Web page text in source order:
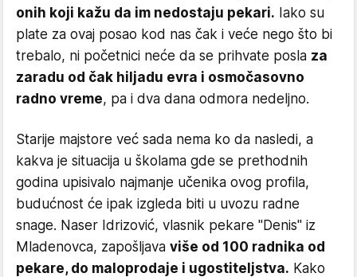
onih koji kažu da im nedostaju pekari. Iako su
plate za ovaj posao kod nas čak i veće nego što bi
trebalo, ni početnici neće da se prihvate posla za
zaradu od čak hiljadu evra i osmočasovno
radno vreme, pa i dva dana odmora nedeljno.
Starije majstore već sada nema ko da nasledi, a
kakva je situacija u školama gde se prethodnih
godina upisivalo najmanje učenika ovog profila,
budućnost će ipak izgleda biti u uvozu radne
snage. Naser Idrizović, vlasnik pekare "Denis" iz
Mladenovca, zapošljava više od 100 radnika od
pekare, do maloprodaje i ugostiteljstva. Kako